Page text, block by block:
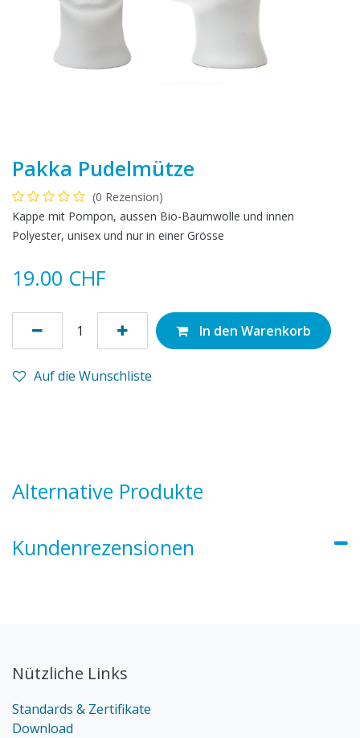
Pakka Pudelmütze
(0 Rezension)
Kappe mit Pompon, aussen Bio-Baumwolle und innen
Polyester, unisex und nur in einer Grösse
19.00 CHF
In den Warenkorb
Auf die Wunschliste
Alternative Produkte
Kundenrezensionen
Nützliche Links
Standards & Zertifikate
Download